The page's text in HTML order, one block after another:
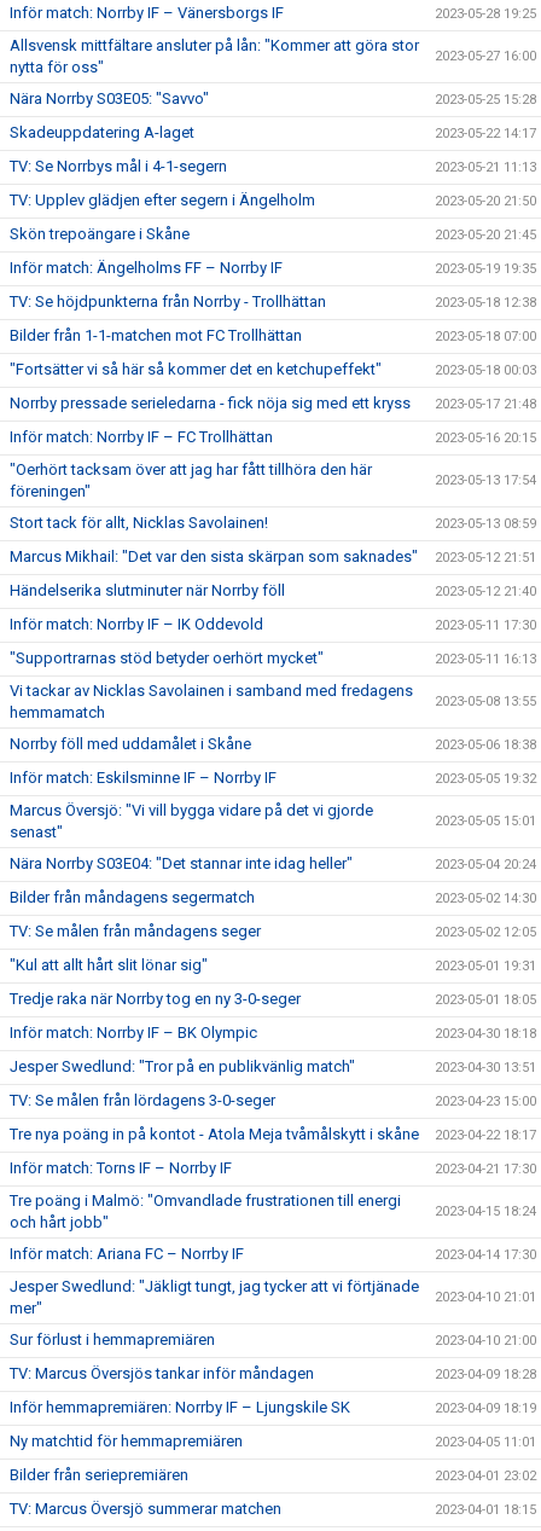
Inför match: Norrby IF – Vänersborgs IF 2023-05-28 19:25
Allsvensk mittfältare ansluter på lån: "Kommer att göra stor
nytta för oss"
2023-05-27 16:00
Nära Norrby S03E05: "Savvo" 2023-05-25 15:28
Skadeuppdatering A-laget 2023-05-22 14:17
TV: Se Norrbys mål i 4-1-segern 2023-05-21 11:13
TV: Upplev glädjen efter segern i Ängelholm 2023-05-20 21:50
Skön trepoängare i Skåne 2023-05-20 21:45
Inför match: Ängelholms FF – Norrby IF 2023-05-19 19:35
TV: Se höjdpunkterna från Norrby - Trollhättan 2023-05-18 12:38
Bilder från 1-1-matchen mot FC Trollhättan 2023-05-18 07:00
"Fortsätter vi så här så kommer det en ketchupeffekt" 2023-05-18 00:03
Norrby pressade serieledarna - fick nöja sig med ett kryss 2023-05-17 21:48
Inför match: Norrby IF – FC Trollhättan 2023-05-16 20:15
"Oerhört tacksam över att jag har fått tillhöra den här
föreningen"
2023-05-13 17:54
Stort tack för allt, Nicklas Savolainen! 2023-05-13 08:59
Marcus Mikhail: "Det var den sista skärpan som saknades" 2023-05-12 21:51
Händelserika slutminuter när Norrby föll 2023-05-12 21:40
Inför match: Norrby IF – IK Oddevold 2023-05-11 17:30
"Supportrarnas stöd betyder oerhört mycket" 2023-05-11 16:13
Vi tackar av Nicklas Savolainen i samband med fredagens
hemmamatch
2023-05-08 13:55
Norrby föll med uddamålet i Skåne 2023-05-06 18:38
Inför match: Eskilsminne IF – Norrby IF 2023-05-05 19:32
Marcus Översjö: "Vi vill bygga vidare på det vi gjorde
senast"
2023-05-05 15:01
Nära Norrby S03E04: "Det stannar inte idag heller" 2023-05-04 20:24
Bilder från måndagens segermatch 2023-05-02 14:30
TV: Se målen från måndagens seger 2023-05-02 12:05
"Kul att allt hårt slit lönar sig" 2023-05-01 19:31
Tredje raka när Norrby tog en ny 3-0-seger 2023-05-01 18:05
Inför match: Norrby IF – BK Olympic 2023-04-30 18:18
Jesper Swedlund: "Tror på en publikvänlig match" 2023-04-30 13:51
TV: Se målen från lördagens 3-0-seger 2023-04-23 15:00
Tre nya poäng in på kontot - Atola Meja tvåmålskytt i skåne 2023-04-22 18:17
Inför match: Torns IF – Norrby IF 2023-04-21 17:30
Tre poäng i Malmö: "Omvandlade frustrationen till energi
och hårt jobb"
2023-04-15 18:24
Inför match: Ariana FC – Norrby IF 2023-04-14 17:30
Jesper Swedlund: "Jäkligt tungt, jag tycker att vi förtjänade
mer"
2023-04-10 21:01
Sur förlust i hemmapremiären 2023-04-10 21:00
TV: Marcus Översjös tankar inför måndagen 2023-04-09 18:28
Inför hemmapremiären: Norrby IF – Ljungskile SK 2023-04-09 18:19
Ny matchtid för hemmapremiären 2023-04-05 11:01
Bilder från seriepremiären 2023-04-01 23:02
TV: Marcus Översjö summerar matchen 2023-04-01 18:15